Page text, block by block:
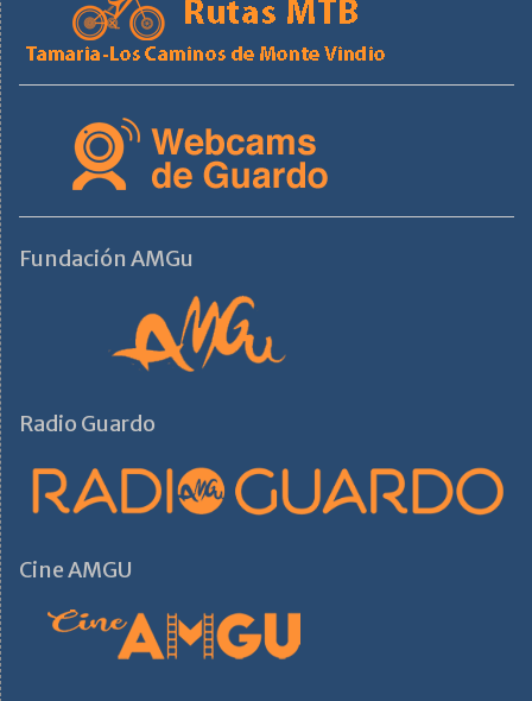
Fundación AMGu
Radio Guardo
Cine AMGU